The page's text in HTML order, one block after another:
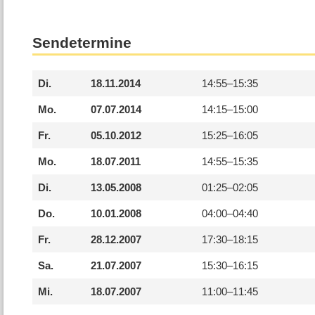
Sendetermine
Di. 18.11.2014 14:55–15:35
Mo. 07.07.2014 14:15–15:00
Fr. 05.10.2012 15:25–16:05
Mo. 18.07.2011 14:55–15:35
Di. 13.05.2008 01:25–02:05
Do. 10.01.2008 04:00–04:40
Fr. 28.12.2007 17:30–18:15
Sa. 21.07.2007 15:30–16:15
Mi. 18.07.2007 11:00–11:45